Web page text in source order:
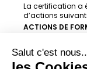
La certification a
d’actions
ACTIONS DE
ACTIONS DE
En savoir + sur la